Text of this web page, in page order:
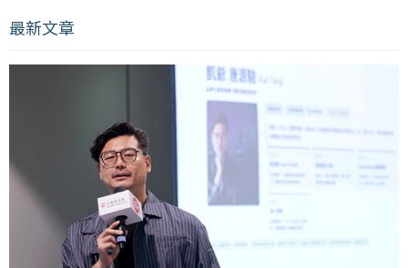
最新文章